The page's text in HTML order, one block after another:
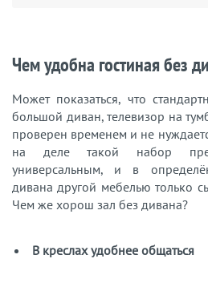
Чем удобна гостиная без
Может показаться, что
большой диван, телевизор на
проверен временем и не
на деле такой набор
универсальным, и в
дивана другой мебелью только
Чем же хорош зал без дивана?
В креслах удобнее общаться